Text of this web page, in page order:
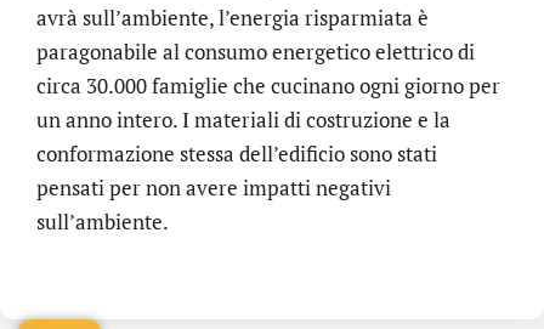
avrà sull’ambiente, l’energia risparmiata è
paragonabile al consumo energetico elettrico di
circa 30.000 famiglie che cucinano ogni giorno per
un anno intero. I materiali di costruzione e la
conformazione stessa dell’edificio sono stati
pensati per non avere impatti negativi
sull’ambiente..online